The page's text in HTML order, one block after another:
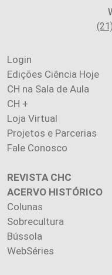
Login
Edições Ciência Hoje
CH na Sala de Aula
CH +
Loja Virtual
Projetos e Parcerias
Fale Conosco
REVISTA CHC
ACERVO HISTÓRICO
Colunas
Sobrecultura
Bússola
WebSéries